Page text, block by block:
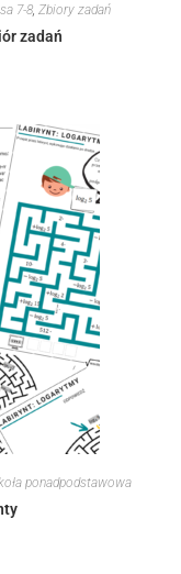
7-8 Zbiory zadań
zadań
ponadpodstawowa